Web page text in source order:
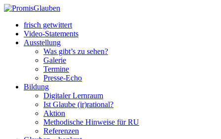
frisch getwittert
Video-Statements
Ausstellung
Was gibt’s zu sehen?
Galerie
Termine
Presse-Echo
Bildung
Digitaler Lernraum
Ist Glaube (ir)rational?
Aktion
Methodische Hinweise für RU
Referenzen